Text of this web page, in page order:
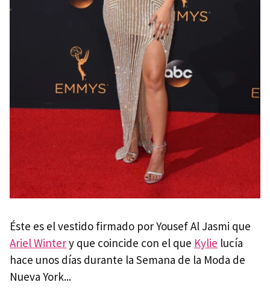
Éste es el vestido firmado por Yousef Al Jasmi que
Ariel Wintery que coincide con el que Kylie lucía
hace unos días durante la Semana de la Moda de
Nueva York...